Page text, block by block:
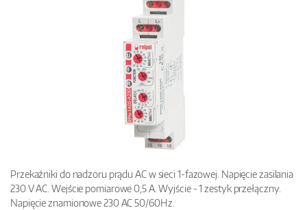
Przekaźniki do nadzoru prądu AC w sieci 1-fazowej. Napięcie zasilania
230 V AC. Wejście pomiarowe 0,5 A. Wyjście - 1 zestyk przełączny.
Napięcie znamionowe 230 AC 50/60Hz.